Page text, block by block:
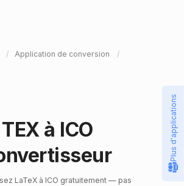
Application de conversion
TEX à ICO
LaTeX à ICO gratuitement — pas
Plus d'applications